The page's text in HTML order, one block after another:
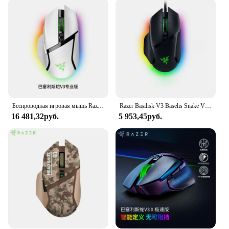
The Razer Basilisk Mouse is not just for gaming; it's
a versatile tool for professionals who require a
reliable and responsive mouse for their work. The
mouse's design is adaptable to both desktop and
laptop setups, making it a convenient choice for
various scenarios. Whether you're working on
complex spreadsheets or navigating through
complex software, the Razer Basilisk Mouse's
performance and property are up to the task.
**Tailored for the Gamer's Lifestyle**
The Razer Basilisk Mouse is more than just a
mouse; it's a statement of gaming culture. Its sleek
design and advanced features cater to the gamer's
lifestyle, ensuring that you have the tools you need
to dominate in any game. The Razer Basilisk Mouse
is not just a product; it's a part of a community, and
as a wholesale vendor or supplier, you can be a part
of that community by offering this high-quality
mouse to your customers. With its competitive price
and unmatched performance, the Razer Basilisk
Mouse is a must-have for any gamer or professional
Беспроводная игровая мышь Razer Basilisk V3 Pro с быстрыми оптическими переключателями Gen-3 - HyperScroll Tilt Wheel - Chroma RGB
16 481,32руб.
Razer Basilisk V3 Baselis Snake V3 Киберспорт RGB Компьютерная игра Smart Scroll Wheel Magic Ускоренная проводная мышь
5 953,45руб.